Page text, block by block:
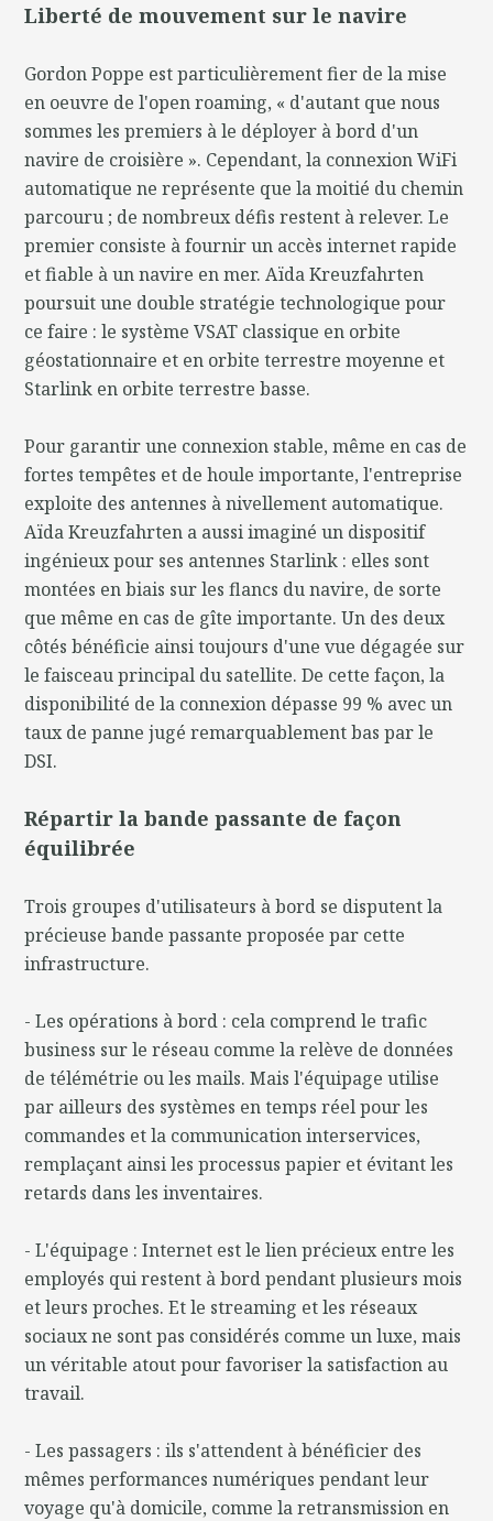
Liberté de mouvement sur le navire
Gordon Poppe est particulièrement fier de la mise
en oeuvre de l'open roaming, « d'autant que nous
sommes les premiers à le déployer à bord d'un
navire de croisière ». Cependant, la connexion WiFi
automatique ne représente que la moitié du chemin
parcouru ; de nombreux défis restent à relever. Le
premier consiste à fournir un accès internet rapide
et fiable à un navire en mer. Aïda Kreuzfahrten
poursuit une double stratégie technologique pour
ce faire : le système VSAT classique en orbite
géostationnaire et en orbite terrestre moyenne et
Starlink en orbite terrestre basse.
Pour garantir une connexion stable, même en cas de
fortes tempêtes et de houle importante, l'entreprise
exploite des antennes à nivellement automatique.
Aïda Kreuzfahrten a aussi imaginé un dispositif
ingénieux pour ses antennes Starlink : elles sont
montées en biais sur les flancs du navire, de sorte
que même en cas de gîte importante. Un des deux
côtés bénéficie ainsi toujours d'une vue dégagée sur
le faisceau principal du satellite. De cette façon, la
disponibilité de la connexion dépasse 99 % avec un
taux de panne jugé remarquablement bas par le
DSI.
Répartir la bande passante de façon
équilibrée
Trois groupes d'utilisateurs à bord se disputent la
précieuse bande passante proposée par cette
infrastructure.
- Les opérations à bord : cela comprend le trafic
business sur le réseau comme la relève de données
de télémétrie ou les mails. Mais l'équipage utilise
par ailleurs des systèmes en temps réel pour les
commandes et la communication interservices,
remplaçant ainsi les processus papier et évitant les
retards dans les inventaires.
- L'équipage : Internet est le lien précieux entre les
employés qui restent à bord pendant plusieurs mois
et leurs proches. Et le streaming et les réseaux
sociaux ne sont pas considérés comme un luxe, mais
un véritable atout pour favoriser la satisfaction au
travail.
- Les passagers : ils s'attendent à bénéficier des
mêmes performances numériques pendant leur
voyage qu'à domicile, comme la retransmission en